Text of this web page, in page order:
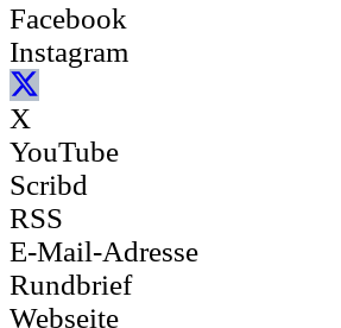
Facebook
Instagram
X
YouTube
Scribd
RSS
E-Mail-Adresse
Rundbrief
Webseite